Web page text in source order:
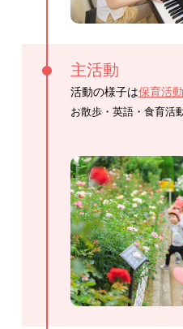
主活動
活動の様子は保育活
お散歩・英語・食育活